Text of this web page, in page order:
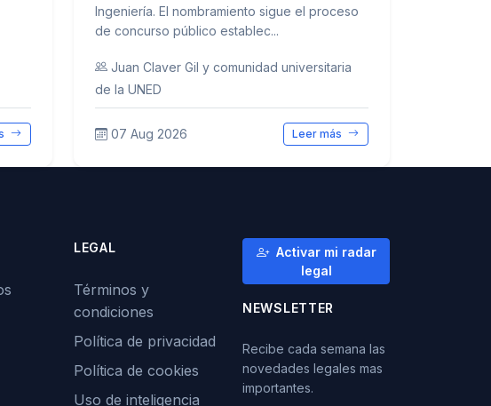
Ingeniería. El nombramiento sigue el proceso
de concurso público establec...
Juan Claver Gil y comunidad universitaria
de la UNED
07 Aug 2026 Leer más
LEGAL
Términos y
condiciones
Política de privacidad
Política de cookies
Uso de inteligencia
Activar mi radar
legal
NEWSLETTER
Recibe cada semana las
novedades legales mas
importantes.